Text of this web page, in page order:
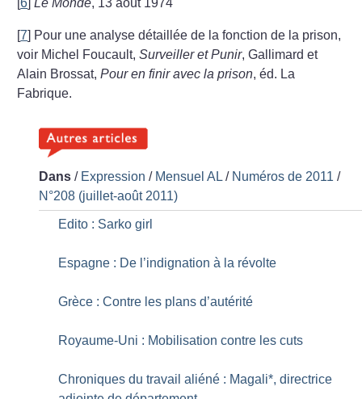
[6]Le Monde, 13 août 1974
[7] Pour une analyse détaillée de la fonction de la prison,
voir Michel Foucault,Surveiller et Punir, Gallimard et
Alain Brossat,Pour en finir avec la prison, éd. La
Fabrique.
Dans / Expression / Mensuel AL / Numéros de 2011 /
N°208 (juillet-août 2011)
Edito : Sarko girl
Espagne : De l’indignation à la révolte
Grèce : Contre les plans d’autérité
Royaume-Uni : Mobilisation contre les cuts
Chroniques du travail aliéné : Magali*, directrice